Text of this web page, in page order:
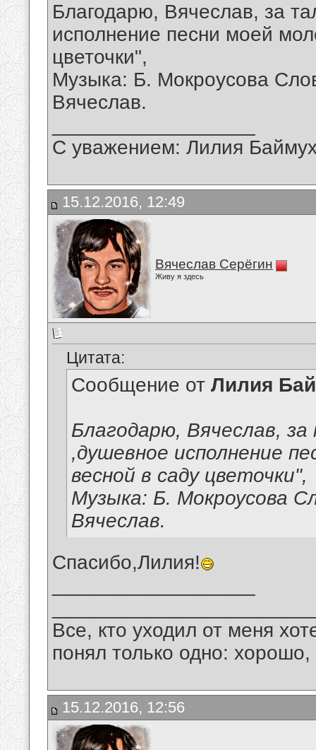
Благодарю, Вячеслав, за
исполнение песни моей
цветочки",
Музыка: Б. Мокроусова
Вячеслав.
С уважением: Лилия
15.12.2016, 12:49
Вячеслав Серёгин
Живу я здесь
Цитата:
Сообщение от Лилия
Благодарю, Вячеслав,
,душевное исполнение
весной в саду цветочки",
Музыка: Б. Мокроусова
Вячеслав.
Спасибо,Лилия!
Все, кто уходил от меня
понял только одно:
15.12.2016, 12:56